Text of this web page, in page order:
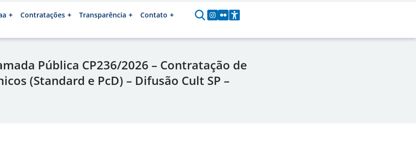
Contratações Transparência Contato
Pública CP236/2026 – Contratação de
(Standard e PcD) – Difusão Cult SP –